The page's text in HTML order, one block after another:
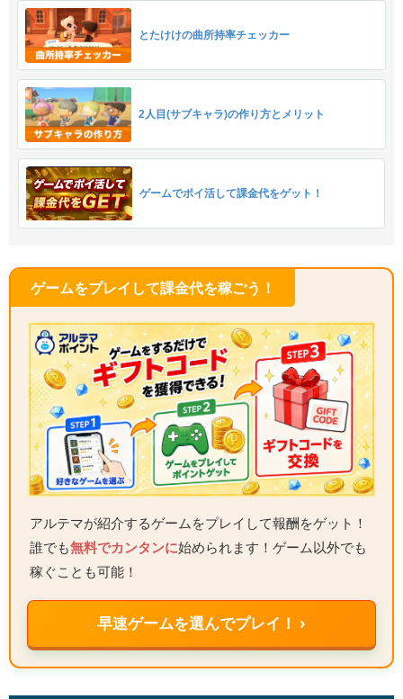
とたけけの曲所持率チェッカー
2人目(サブキャラ)の作り方とメリット
ゲームでポイ活して課金代をゲット！
ゲームをプレイして課金代を稼ごう！
アルテマが紹介するゲームをプレイして報酬をゲット！
誰でも無料でカンタンに始められます！ゲーム以外でも
稼ぐことも可能！
早速ゲームを選んでプレイ！ ›